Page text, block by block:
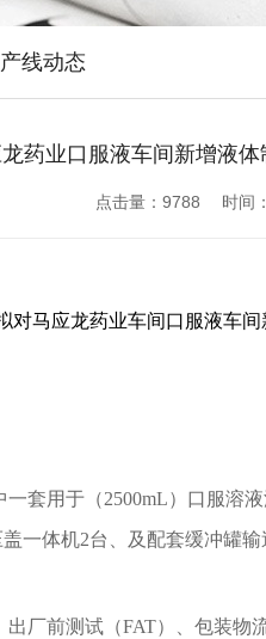
产线动态
药业口服液车间新增液
点击量： 9788 时间
对马应龙药业车间口服液车
套用于（2500mL）口服溶
一体机2台、及配套缓冲罐
厂前测试（FAT）、包装